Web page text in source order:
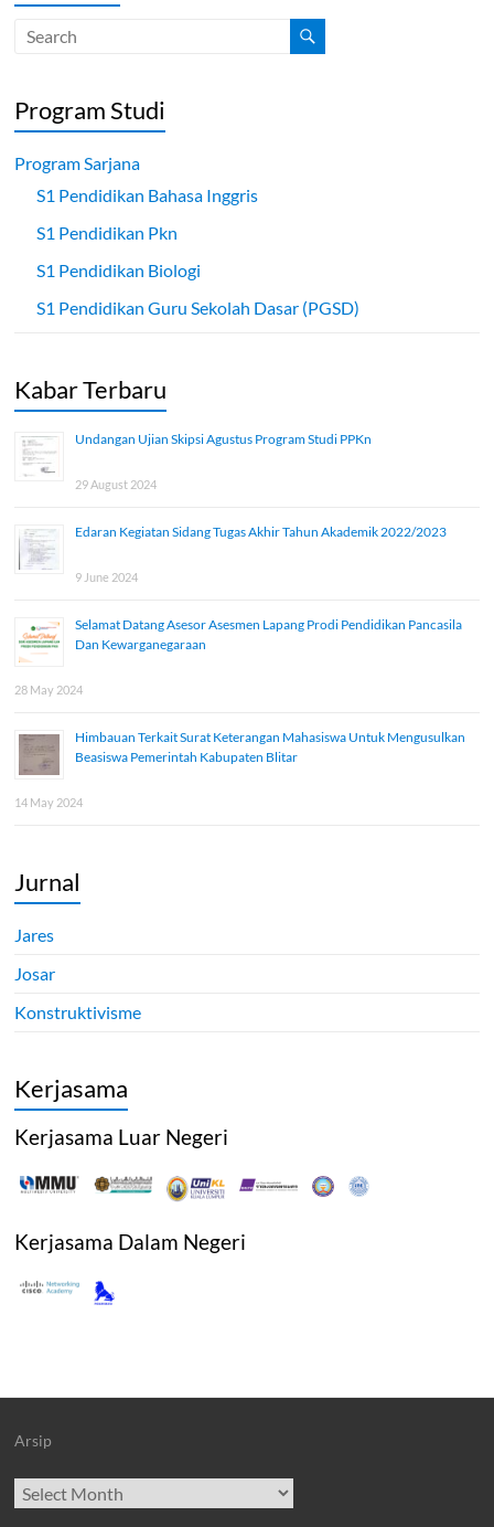
Program Studi
Program Sarjana
S1 Pendidikan Bahasa Inggris
S1 Pendidikan Pkn
S1 Pendidikan Biologi
S1 Pendidikan Guru Sekolah Dasar (PGSD)
Kabar Terbaru
Undangan Ujian Skipsi Agustus Program Studi PPKn
29 August 2024
Edaran Kegiatan Sidang Tugas Akhir Tahun Akademik 2022/2023
9 June 2024
Selamat Datang Asesor Asesmen Lapang Prodi Pendidikan Pancasila
Dan Kewarganegaraan
28 May 2024
Himbauan Terkait Surat Keterangan Mahasiswa Untuk Mengusulkan
Beasiswa Pemerintah Kabupaten Blitar
14 May 2024
Jurnal
Jares
Josar
Konstruktivisme
Kerjasama
Kerjasama Luar Negeri
Kerjasama Dalam Negeri
Arsip
Archives